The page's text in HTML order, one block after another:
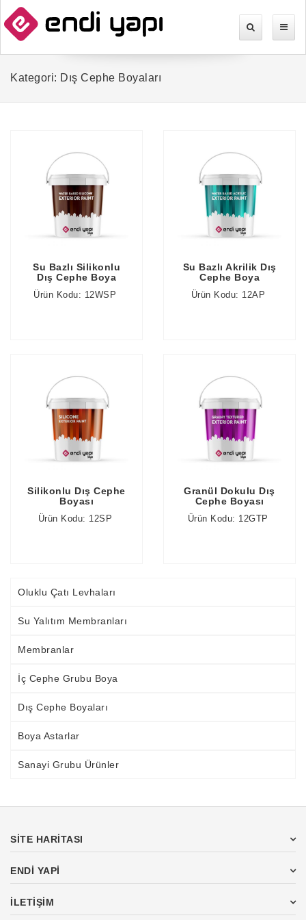
Kategori: Dış Cephe Boyaları
Su Bazlı Silikonlu
Dış Cephe Boya
Ürün Kodu: 12WSP
Su Bazlı Akrilik Dış
Cephe Boya
Ürün Kodu: 12AP
Silikonlu Dış Cephe
Boyası
Ürün Kodu: 12SP
Granül Dokulu Dış
Cephe Boyası
Ürün Kodu: 12GTP
Oluklu Çatı Levhaları
Su Yalıtım Membranları
Membranlar
İç Cephe Grubu Boya
Dış Cephe Boyaları
Boya Astarlar
Sanayi Grubu Ürünler
SİTE HARİTASI
ENDI YAPI
İLETİŞİM